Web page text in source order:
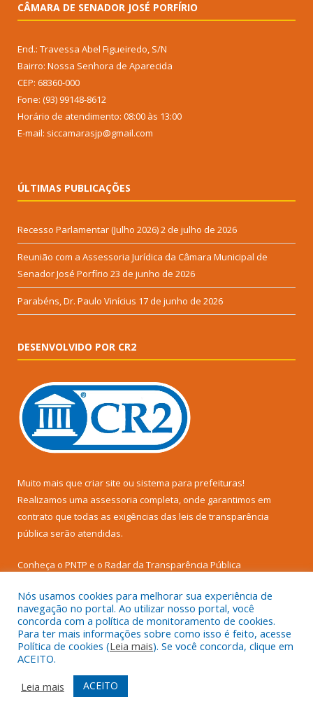
CÂMARA DE SENADOR JOSÉ PORFÍRIO
End.: Travessa Abel Figueiredo, S/N
Bairro: Nossa Senhora de Aparecida
CEP: 68360-000
Fone: (93) 99148-8612
Horário de atendimento: 08:00 às 13:00
E-mail: siccamarasjp@gmail.com
ÚLTIMAS PUBLICAÇÕES
Recesso Parlamentar (Julho 2026)2 de julho de 2026
Reunião com a Assessoria Jurídica da Câmara Municipal de
Senador José Porfírio 23 de junho de 2026
Parabéns, Dr. Paulo Vinícius 17 de junho de 2026
DESENVOLVIDO POR CR2
Muito mais que criar site ou sistema para prefeituras!
Realizamos uma assessoria completa, onde garantimos em
contrato que todas as exigências das leis de transparência
pública serão atendidas.
Conheça o PNTP e o Radar da Transparência Pública
Todos os direitos reservados a Câmara Municipal de Senador
José Porfírio.
Mapa do Site
Acessar Área Administrativa
Acessar Webmail
Nós usamos cookies para melhorar sua experiência de
navegação no portal. Ao utilizar nosso portal, você
concorda com a política de monitoramento de cookies.
Para ter mais informações sobre como isso é feito, acesse
Política de cookies (Leia mais). Se você concorda, clique em
ACEITO.
Leia mais
ACEITO